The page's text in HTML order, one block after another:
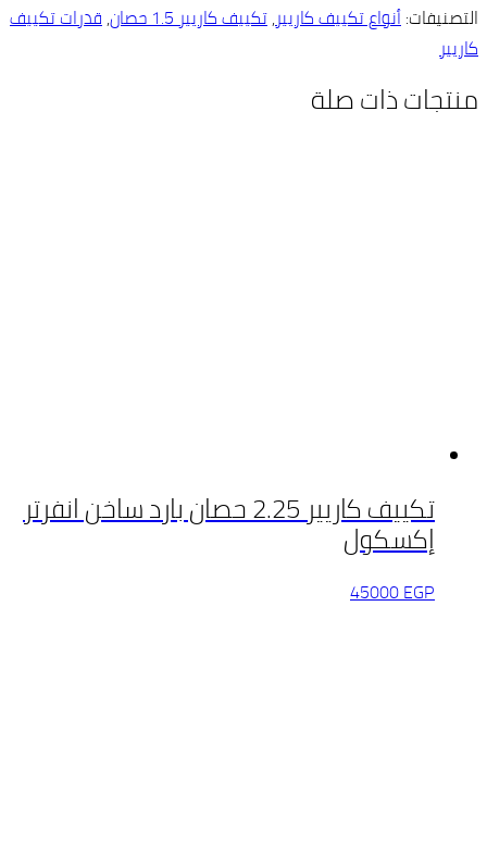
التصنيفات:أنواع تكييف كاريير,تكييف كاريير 1.5 حصان ,قدرات تكييف
كاريير
منتجات ذات صلة
تكييف كاريير 2.25 حصان بارد ساخن انفرتر
إكسكول
45000EGP